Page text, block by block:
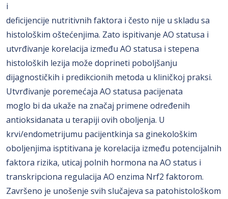
i
deficijencije nutritivnih faktora i često nije u skladu sa
histološkim oštećenjima. Zato ispitivanje AO statusa i
utvrđivanje korelacija između AO statusa i stepena
histoloških lezija može doprineti poboljšanju
dijagnostičkih i predikcionih metoda u kliničkoj praksi.
Utvrđivanje poremećaja AO statusa pacijenata
moglo bi da ukaže na značaj primene određenih
antioksidanata u terapiji ovih oboljenja. U
krvi/endometrijumu pacijentkinja sa ginekološkim
oboljenjima isptitivana je korelacija između potencijalnih
faktora rizika, uticaj polnih hormona na AO status i
transkripciona regulacija AO enzima Nrf2 faktorom.
Završeno je unošenje svih slučajeva sa patohistološkom